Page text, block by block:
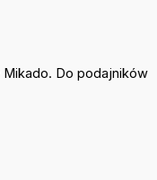
Do podajników